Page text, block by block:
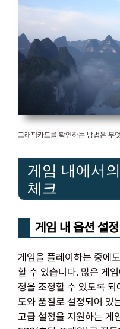
그래픽카드를 확인하는 방법은 무
게임 내에서
체크
게임 내 옵션 설정
게임을 플레이하는 중에
할 수 있습니다. 많은 게
정을 조정할 수 있도록
도와 품질로 설정되어 있
고급 설정을 지원하는 게